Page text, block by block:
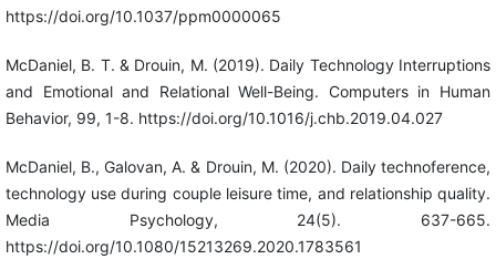
https://doi.org/10.1037/ppm0000065
McDaniel, B. T. & Drouin, M. (2019). Daily Technology Interruptions
and Emotional and Relational Well-Being. Computers in Human
Behavior, 99, 1-8. https://doi.org/10.1016/j.chb.2019.04.027
McDaniel, B., Galovan, A. & Drouin, M. (2020). Daily technoference,
technology use during couple leisure time, and relationship quality.
Media Psychology, 24(5). 637-665.
https://doi.org/10.1080/15213269.2020.1783561